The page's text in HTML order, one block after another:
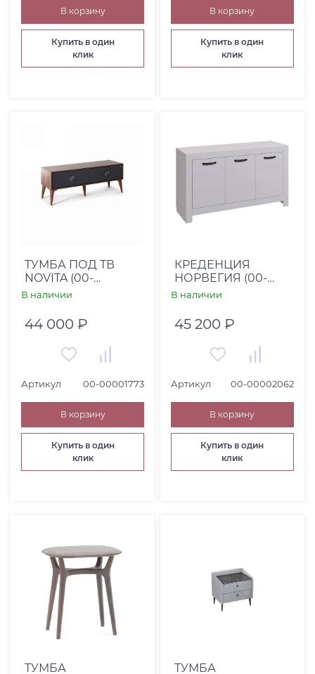
В корзину
Купить в один
клик
В корзину
Купить в один
клик
ТУМБА ПОД ТВ
NOVITA (00-
00001773)
В наличии
44 000 ₽
Артикул 00-00001773
В корзину
Купить в один
клик
КРЕДЕНЦИЯ
НОРВЕГИЯ (00-
00002062)
В наличии
45 200 ₽
Артикул 00-00002062
В корзину
Купить в один
клик
ТУМБА
ТУМБА